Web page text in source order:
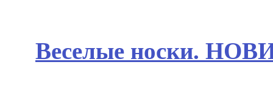
Веселые носки.